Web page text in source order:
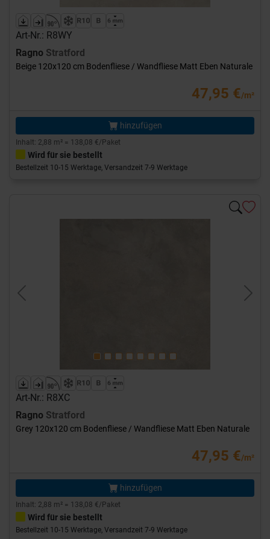
Art-Nr.: R8WY
Ragno Stratford
Beige 120x120 cm Bodenfliese / Wandfliese Matt Eben Naturale
47,95 €/m²
hinzufügen
Inhalt: 2,88 m² = 138,08 €/Paket
Wird für sie bestellt
Bestellzeit 10-15 Werktage, Versandzeit 7-9 Werktage
Previous Next
Art-Nr.: R8XC
Ragno Stratford
Grey 120x120 cm Bodenfliese / Wandfliese Matt Eben Naturale
47,95 €/m²
hinzufügen
Inhalt: 2,88 m² = 138,08 €/Paket
Wird für sie bestellt
Bestellzeit 10-15 Werktage, Versandzeit 7-9 Werktage